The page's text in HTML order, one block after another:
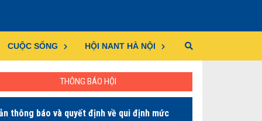
CUỘC SỐNG HỘI NANT HÀ NỘI
THÔNG BÁO HỘI
thông báo và quyết định về qui định mức